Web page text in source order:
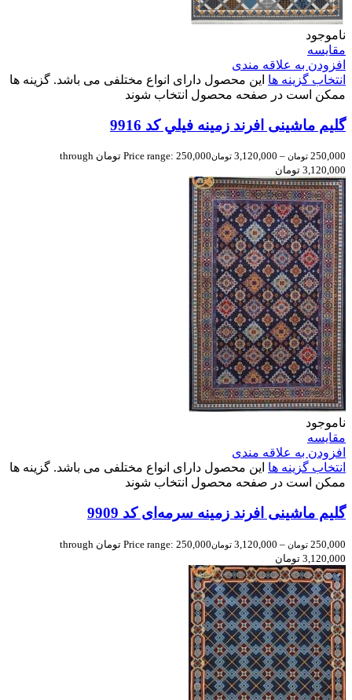
ناموجود
مقایسه
افزودن به علاقه مندی
انتخاب گزینه ها این محصول دارای انواع مختلفی می باشد. گزینه ها
ممکن است در صفحه محصول انتخاب شوند
گلیم ماشینی افرند زمینه فيلي كد 9916
250,000 تومان –
3,120,000 تومان
Price range: 250,000 تومان through
3,120,000 تومان
ناموجود
مقایسه
افزودن به علاقه مندی
انتخاب گزینه ها این محصول دارای انواع مختلفی می باشد. گزینه ها
ممکن است در صفحه محصول انتخاب شوند
گلیم ماشینی افرند زمینه سرمه‌ای کد 9909
250,000 تومان –
3,120,000 تومان
Price range: 250,000 تومان through
3,120,000 تومان